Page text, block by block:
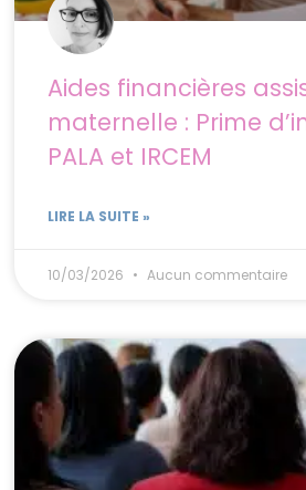
Aides financières
maternelle : Prime
PALA et IRCEM
LIRE LA SUITE »
10/03/2026 Aucun commentaire